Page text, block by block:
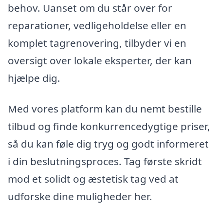
behov. Uanset om du står over for
reparationer, vedligeholdelse eller en
komplet tagrenovering, tilbyder vi en
oversigt over lokale eksperter, der kan
hjælpe dig.
Med vores platform kan du nemt bestille
tilbud og finde konkurrencedygtige priser,
så du kan føle dig tryg og godt informeret
i din beslutningsproces. Tag første skridt
mod et solidt og æstetisk tag ved at
udforske dine muligheder her.